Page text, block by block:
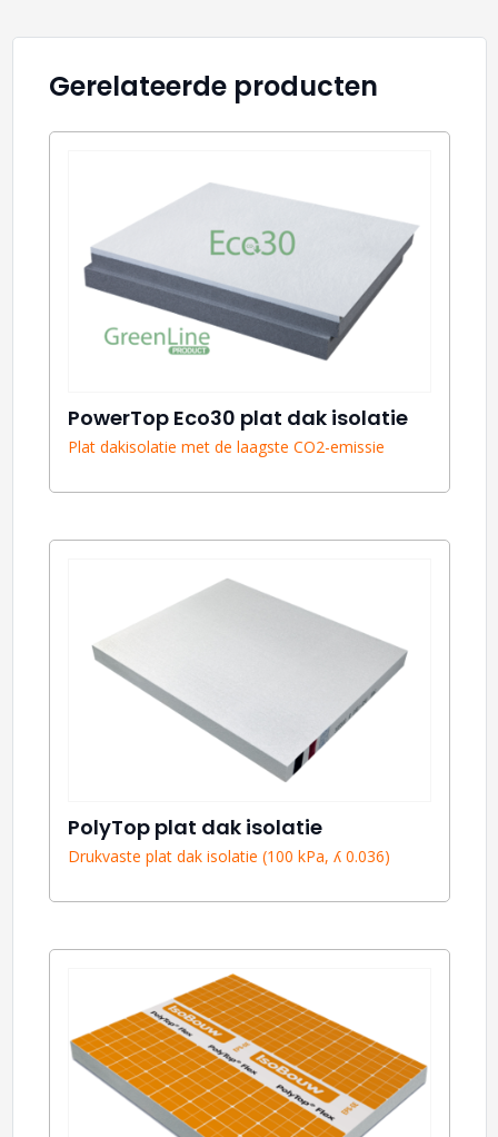
Gerelateerde producten
PowerTop Eco30 plat dak isolatie
Plat dakisolatie met de laagste CO2-emissie
PolyTop plat dak isolatie
Drukvaste plat dak isolatie (100 kPa, ʎ 0.036)